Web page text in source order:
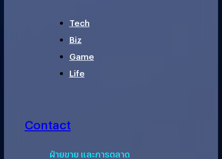
Tech
Biz
Game
Life
Contact
ฝ่ายขาย และการตลาด